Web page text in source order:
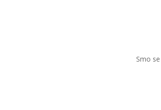
Smo